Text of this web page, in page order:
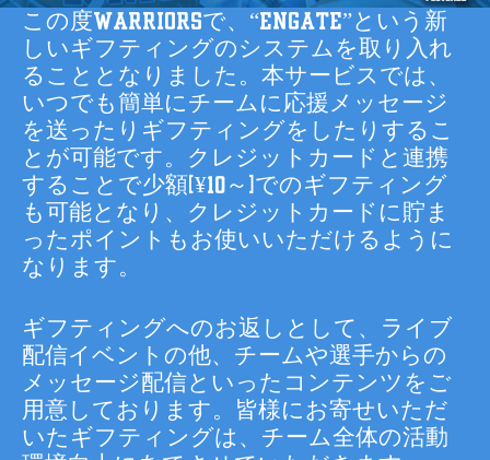
この度WARRIORSで、“Engate”という新
しいギフティングのシステムを取り入れ
ることとなりました。本サービスでは、
いつでも簡単にチームに応援メッセージ
を送ったりギフティングをしたりするこ
とが可能です。クレジットカードと連携
することで少額(¥10～)でのギフティング
も可能となり、クレジットカードに貯ま
ったポイントもお使いいただけるように
なります。
ギフティングへのお返しとして、ライブ
配信イベントの他、チームや選手からの
メッセージ配信といったコンテンツをご
用意しております。皆様にお寄せいただ
いたギフティングは、チーム全体の活動